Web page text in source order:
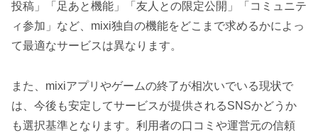
投稿」「足あと機能」「友人との限定公開」「コミュニテ
ィ参加」など、mixi独自の機能をどこまで求めるかによっ
て最適なサービスは異なります。
また、mixiアプリやゲームの終了が相次いでいる現状で
は、今後も安定してサービスが提供されるSNSかどうか
も選択基準となります。利用者の口コミや運営元の信頼